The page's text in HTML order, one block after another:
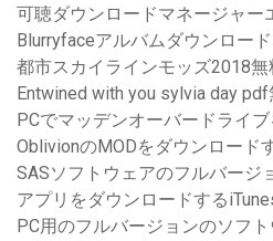
可聴ダウンロードマネージャー
Blurryfaceアルバムダウンロー
都市スカイラインモッズ2018
Entwined with you sylvia day
PCでマッデンオーバードライ
OblivionのMODをダウンロード
SASソフトウェアのフルバージ
アプリをダウンロードする
PC用のフルバージョンのソフ